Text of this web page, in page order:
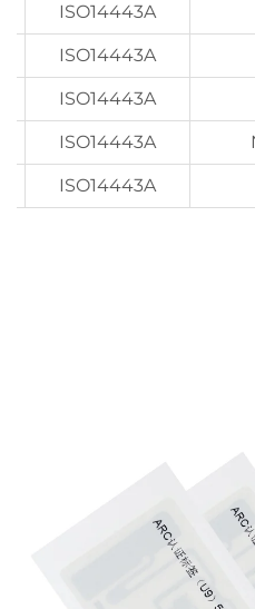
ISO14443A
ISO14443A
ISO14443A
ISO14443A
ISO14443A